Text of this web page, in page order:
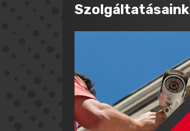
Szolgáltatásaink